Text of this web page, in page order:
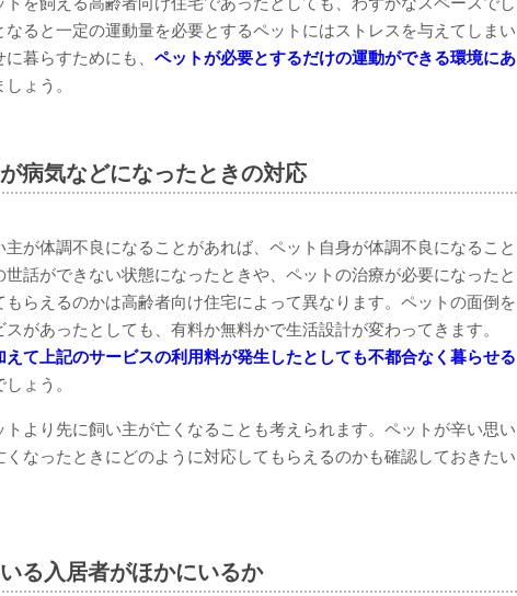
ると一定の運動量を必要とするペットにはストレスを与えてしまい
暮らすためにも、 ペットが必要とするだけの運動ができる環境にあ
ょう。
病気などになったときの対応
が体調不良になることがあれば、ペット自身が体調不良になること
世話ができない状態になったときや、ペットの治療が必要になったと
もらえるのかは高齢者向け住宅によって異なります。ペットの面倒を
があったとしても、有料か無料かで生活設計が変わってきます。
えて上記のサービスの利用料が発生したとしても不都合なく暮らせる
しょう。
トより先に飼い主が亡くなることも考えられます。ペットが辛い思い
くなったときにどのように対応してもらえるのかも確認しておきたい
る入居者がほかにいるか